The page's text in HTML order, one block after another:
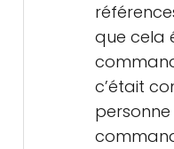
que cela
c’était
personne